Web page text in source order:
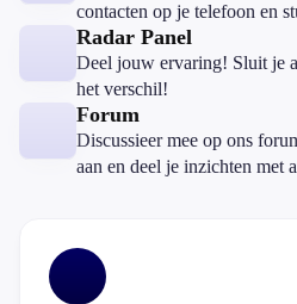
contacten op je telefoon en
Radar Panel
Deel jouw ervaring! Sluit je
het verschil!
Forum
Discussieer mee op ons
aan en deel je inzichten met